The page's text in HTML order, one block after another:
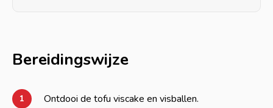
Bereidingswijze
1 Ontdooi de tofu viscake en visballen.